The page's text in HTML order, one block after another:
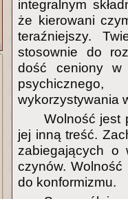
integralnym
że kierowani
teraźniejszy.
stosownie do
dość ceniony w
wykorzystywania
Wolność jest
jej inną treść.
zabiegających o
czynów.
do konformizmu.